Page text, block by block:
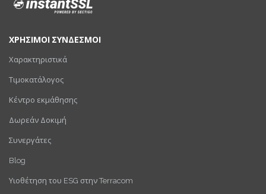
ΧΡΗΣΙΜΟΙ ΣΥΝΔΕΣΜΟΙ
Χαρακτηριστικά
Τιμοκατάλογος
Κέντρο εκμάθησης
Δωρεάν Δοκιμή
Συνεργάτες
Blog
Υιοθέτηση του ESG στην Terracom